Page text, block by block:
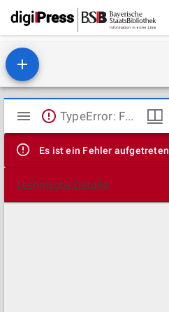
Mirador
Viewer
TypeError: Failed to fetch
Es ist ein Fehler aufgetreten
Technische Details